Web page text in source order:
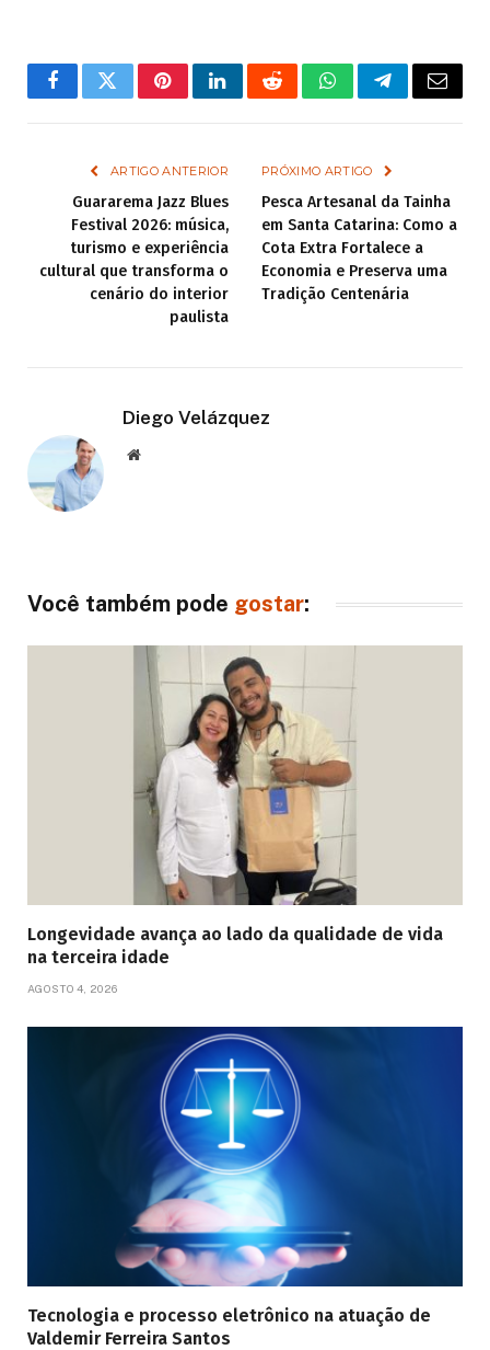
FacebookTwitterPinterestLinkedInRedditWhatsAppTelegramEmail
ARTIGO ANTERIOR
Guararema Jazz Blues
Festival 2026: música,
turismo e experiência
cultural que transforma o
cenário do interior
paulista
PRÓXIMO ARTIGO
Pesca Artesanal da Tainha
em Santa Catarina: Como a
Cota Extra Fortalece a
Economia e Preserva uma
Tradição Centenária
Diego Velázquez
Website
Você também pode gostar:
Longevidade avança ao lado da qualidade de vida
na terceira idade
AGOSTO 4, 2026
Tecnologia e processo eletrônico na atuação de
Valdemir Ferreira Santos